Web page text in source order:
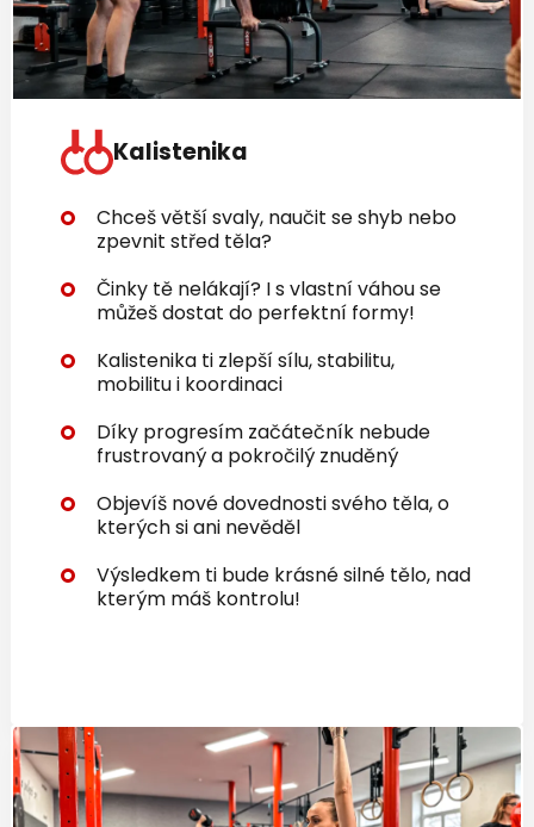
Kalistenika
Chceš větší svaly, naučit se shyb nebo
zpevnit střed těla?
Činky tě nelákají? I s vlastní váhou se
můžeš dostat do perfektní formy!
Kalistenika ti zlepší sílu, stabilitu,
mobilitu i koordinaci
Díky progresím začátečník nebude
frustrovaný a pokročilý znuděný
Objevíš nové dovednosti svého těla, o
kterých si ani nevěděl
Výsledkem ti bude krásné silné tělo, nad
kterým máš kontrolu!